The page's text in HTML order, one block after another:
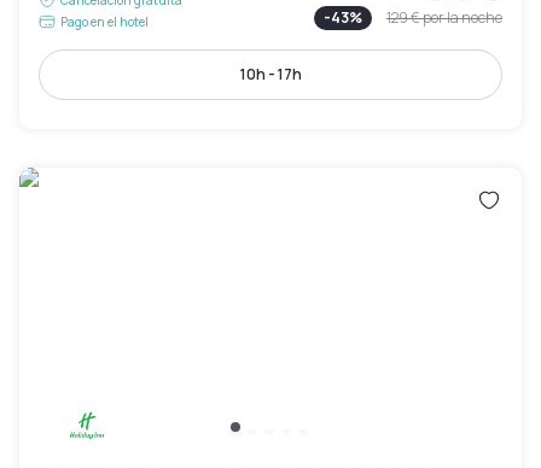
Pago en el hotel
-43% 129 €por la noche
10h - 17h